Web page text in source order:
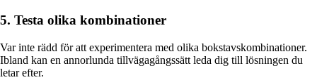
5. Testa olika kombinationer
Var inte rädd för att experimentera med olika bokstavskombinationer.
Ibland kan en annorlunda tillvägagångssätt leda dig till lösningen du
letar efter.